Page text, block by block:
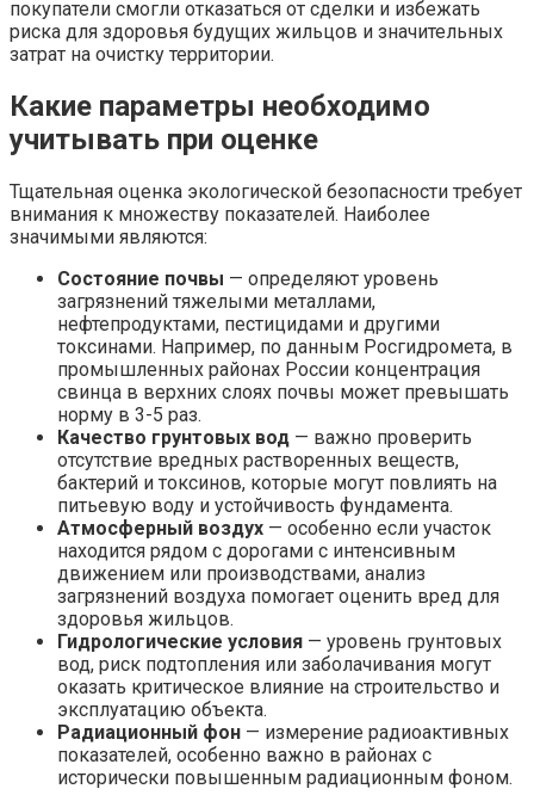
покупатели смогли отказаться от сделки и избежать
риска для здоровья будущих жильцов и значительных
затрат на очистку территории.
Какие параметры необходимо
учитывать при оценке
Тщательная оценка экологической безопасности требует
внимания к множеству показателей. Наиболее
значимыми являются:
Состояние почвы — определяют уровень
загрязнений тяжелыми металлами,
нефтепродуктами, пестицидами и другими
токсинами. Например, по данным Росгидромета, в
промышленных районах России концентрация
свинца в верхних слоях почвы может превышать
норму в 3-5 раз.
Качество грунтовых вод — важно проверить
отсутствие вредных растворенных веществ,
бактерий и токсинов, которые могут повлиять на
питьевую воду и устойчивость фундамента.
Атмосферный воздух — особенно если участок
находится рядом с дорогами с интенсивным
движением или производствами, анализ
загрязнений воздуха помогает оценить вред для
здоровья жильцов.
Гидрологические условия — уровень грунтовых
вод, риск подтопления или заболачивания могут
оказать критическое влияние на строительство и
эксплуатацию объекта.
Радиационный фон — измерение радиоактивных
показателей, особенно важно в районах с
исторически повышенным радиационным фоном.